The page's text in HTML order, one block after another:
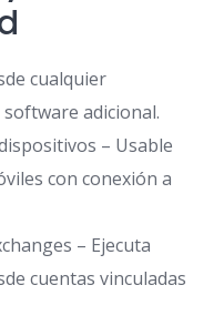
cualquier
adicional.
– Usable
con conexión a
– Ejecuta
cuentas vinculadas